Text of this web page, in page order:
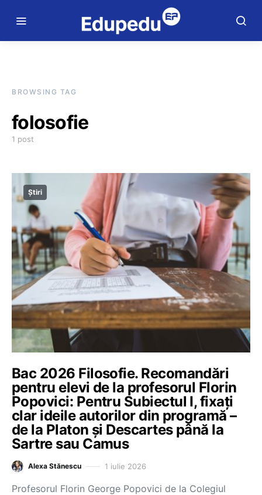
BROWSING TAG
folosofie
1 post
Știri
Bac 2026 Filosofie. Recomandări
pentru elevi de la profesorul Florin
Popovici: Pentru Subiectul I, fixați
clar ideile autorilor din programă –
de la Platon și Descartes până la
Sartre sau Camus
Alexa Stănescu 1 iulie 2026
Profesorul Florin George Popovici de la Colegiul